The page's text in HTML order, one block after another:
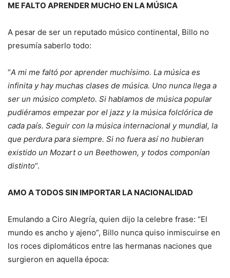
ME FALTO APRENDER MUCHO EN LA MÚSICA
A pesar de ser un reputado músico continental, Billo no
presumía saberlo todo:
“A mi me faltó por aprender muchísimo. La música es
infinita y hay muchas clases de música. Uno nunca llega a
ser un músico completo. Si hablamos de música popular
pudiéramos empezar por el jazz y la música folclórica de
cada país. Seguir con la música internacional y mundial, la
que perdura para siempre. Si no fuera así no hubieran
existido un Mozart o un Beethowen, y todos componían
distinto“.
AMO A TODOS SIN IMPORTAR LA NACIONALIDAD
Emulando a Ciro Alegría, quien dijo la celebre frase: “El
mundo es ancho y ajeno”, Billo nunca quiso inmiscuirse en
los roces diplomáticos entre las hermanas naciones que
surgieron en aquella época: